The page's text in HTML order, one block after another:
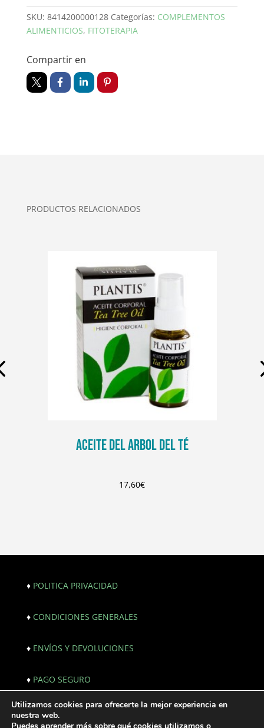
cantidad
SKU: 8414200000128 Categorías: COMPLEMENTOS
ALIMENTICIOS, FITOTERAPIA
Compartir en
PRODUCTOS RELACIONADOS
ACEITE DEL ARBOL DEL TÉ
17,60€
♦ POLITICA PRIVACIDAD
♦ CONDICIONES GENERALES
♦ ENVÍOS Y DEVOLUCIONES
♦ PAGO SEGURO
© Copyright 2021. All Rights Reserved. |
Webmaster:
JF creativos | Comunicación
Utilizamos cookies para ofrecerte la mejor experiencia en
nuestra web.